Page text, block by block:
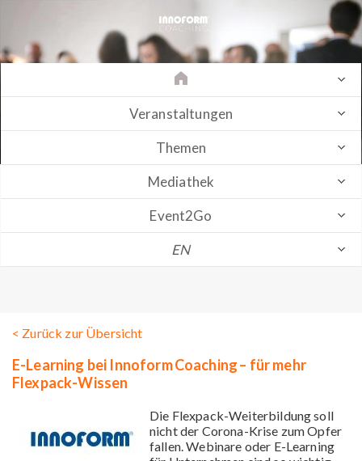
Veranstaltungen
Themen
Mediathek
Event2Go
EN
< Zurück zur Übersicht
E-Learning bei Innoform Coaching – für mehr
Flexpack-Wissen
Die Flexpack-Weiterbildung soll
nicht der Corona-Krise zum Opfer
fallen. Webinare oder E-Learning